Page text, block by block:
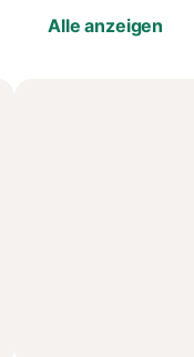
Alle anzeigen